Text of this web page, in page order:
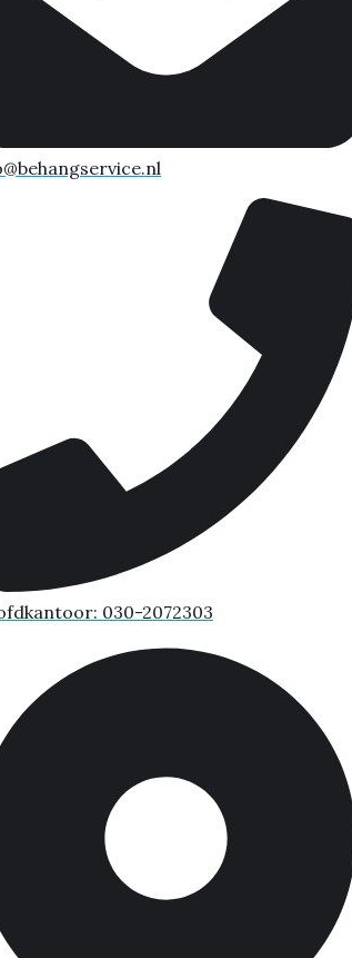
030-2072303